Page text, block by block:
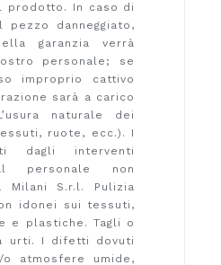
prodotto. In caso di
pezzo danneggiato,
garanzia verrà
personale; se
improprio cattivo
sarà a carico
naturale dei
ruote, ecc.). I
dagli interventi
personale non
Milani S.r.l. Pulizia
idonei sui tessuti,
e plastiche. Tagli o
urti. I difetti dovuti
atmosfere umide,